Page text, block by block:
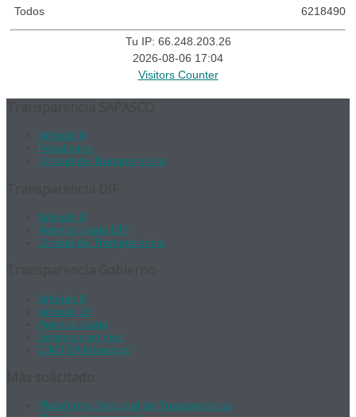
Todos
6218490
Tu IP: 66.248.203.26
2026-08-06 17:04
Visitors Counter
Artículo 8
Focalizada
Unidad de Transparencia
Artículo 8
Agenda diaria DIF
Unidad de Transparencia
Artículo 8
Artículo 15
Agenda diaria
Sesiones en vivo
CIMTRA Municipal
Plataforma Nacional de Transparencia